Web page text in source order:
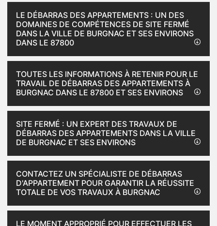
LE DÉBARRAS DES APPARTEMENTS : UN DES
DOMAINES DE COMPÉTENCES DE SITE FERMÉ
DANS LA VILLE DE BURGNAC ET SES ENVIRONS
DANS LE 87800
TOUTES LES INFORMATIONS À RETENIR POUR LE
TRAVAIL DE DÉBARRAS DES APPARTEMENTS À
BURGNAC DANS LE 87800 ET SES ENVIRONS
SITE FERMÉ : UN EXPERT DES TRAVAUX DE
DÉBARRAS DES APPARTEMENTS DANS LA VILLE
DE BURGNAC ET SES ENVIRONS
CONTACTEZ UN SPÉCIALISTE DE DÉBARRAS
D'APPARTEMENT POUR GARANTIR LA RÉUSSITE
TOTALE DE VOS TRAVAUX À BURGNAC
LE MOMENT APPROPRIÉ POUR EFFECTUER LES